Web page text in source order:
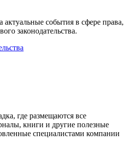
актуальные события в сфере права,
законодательства.
где размещаются все
книги и другие полезные
специалистами компании